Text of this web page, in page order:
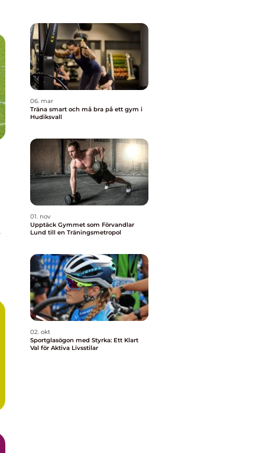
06. mar
Träna smart och må bra på ett gym i
Hudiksvall
01. nov
Upptäck Gymmet som Förvandlar
Lund till en Träningsmetropol
02. okt
Sportglasögon med Styrka: Ett Klart
Val för Aktiva Livsstilar